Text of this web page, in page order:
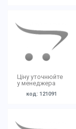
Ціну уточнюйте
у менеджера
код: 121091